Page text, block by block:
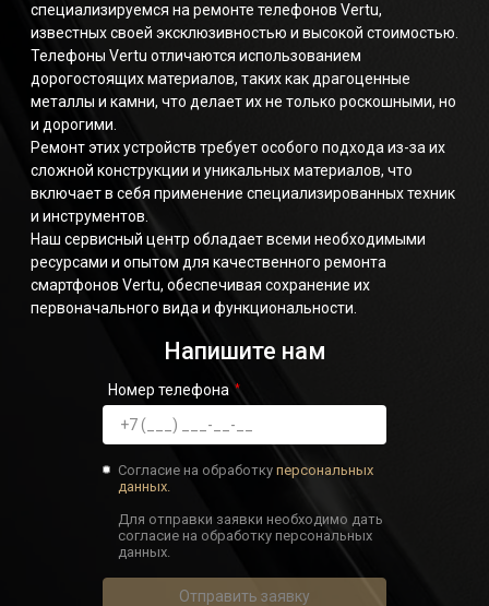
специализируемся на ремонте телефонов Vertu,
известных своей эксклюзивностью и высокой стоимостью.
Телефоны Vertu отличаются использованием
дорогостоящих материалов, таких как драгоценные
металлы и камни, что делает их не только роскошными, но
и дорогими.
Ремонт этих устройств требует особого подхода из-за их
сложной конструкции и уникальных материалов, что
включает в себя применение специализированных техник
и инструментов.
Наш сервисный центр обладает всеми необходимыми
ресурсами и опытом для качественного ремонта
смартфонов Vertu, обеспечивая сохранение их
первоначального вида и функциональности.
Напишите нам
Номер телефона
Согласие на обработку персональных
данных.
Для отправки заявки необходимо дать
согласие на обработку персональных
данных.
Отправить заявку